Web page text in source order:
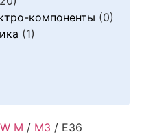
компоненты (0)
(1)
M / M3 / E36